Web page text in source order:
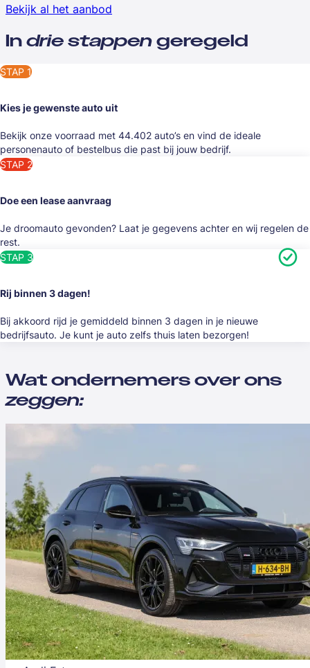
Bekijk al het aanbod
In drie stappen geregeld
STAP 1
Kies je gewenste auto uit
Bekijk onze voorraad met 44.402 auto’s en vind de ideale
personenauto of bestelbus die past bij jouw bedrijf.
STAP 2
Doe een lease aanvraag
Je droomauto gevonden? Laat je gegevens achter en wij regelen de
rest.
STAP 3
Rij binnen 3 dagen!
Bij akkoord rijd je gemiddeld binnen 3 dagen in je nieuwe
bedrijfsauto. Je kunt je auto zelfs thuis laten bezorgen!
Wat ondernemers over ons
zeggen: